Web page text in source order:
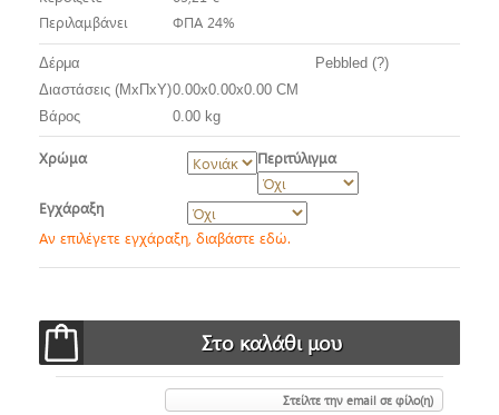
Περιλαμβάνει
ΦΠΑ 24%
Δέρμα
Pebbled (?)
Διαστάσεις (ΜxΠxΥ)0.00x0.00x0.00 CM
Βάρος
0.00 kg
Χρώμα Περιτύλιγμα
Εγχάραξη
Αν επιλέγετε εγχάραξη, διαβάστε εδώ.
Στείλτε την email σε φίλο(η)